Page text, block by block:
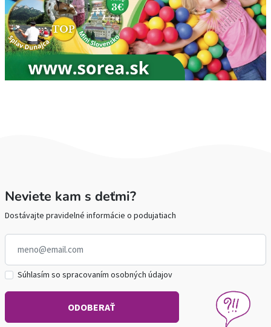
Neviete kam s deťmi?
Dostávajte pravidelné informácie o podujatiach
Súhlasím so spracovaním osobných údajov